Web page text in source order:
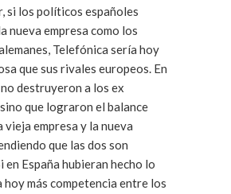
si los políticos españoles
nueva empresa como los
sería hoy
que sus rivales europeos. En
destruyeron a los ex
que lograron el balance
empresa y la nueva
que las dos son
hoy más competencia entre los